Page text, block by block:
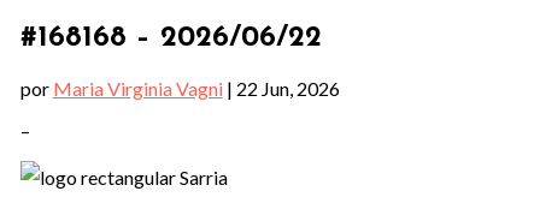
#168168 – 2026/06/22
por Maria Virginia Vagni| 22 Jun, 2026
–